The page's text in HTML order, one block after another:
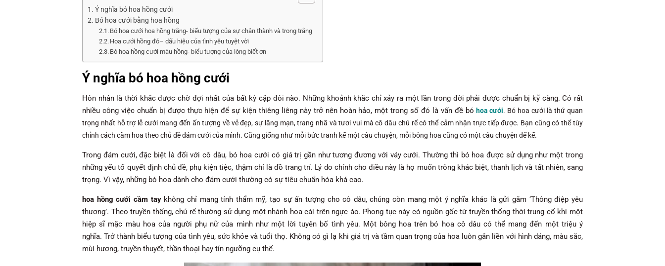
Ý nghĩa bó hoa hồng cưới
Bó hoa cưới bằng hoa hồng
Bó hoa cưới hoa hồng trắng- biểu tượng của sự chân thành và trong trắng
Hoa cưới hồng đỏ– dấu hiệu của tình yêu tuyệt vời
Bó hoa hồng cưới màu hồng- biểu tượng của lòng biết ơn
Ý nghĩa bó hoa hồng cưới
Hôn nhân là thời khắc được chờ đợi nhất của bất kỳ cặp đôi nào. Những khoảnh khắc chỉ xảy ra một lần trong đời phải được chuẩn bị kỹ càng. Có rất
nhiều công việc chuẩn bị được thực hiện để sự kiện thiêng liêng này trở nên hoàn hảo, một trong số đó là vấn đề bó hoa cưới. Bó hoa cưới là thứ quan
trọng nhất hỗ trợ lễ cưới mang đến ấn tượng về vẻ đẹp, sự lãng mạn, trang nhã và tươi vui mà cô dâu chú rể có thể cảm nhận trực tiếp được. Bạn cũng có thể tùy
chỉnh cách cắm hoa theo chủ đề đám cưới của mình. Cũng giống như mỗi bức tranh kể một câu chuyện, mỗi bông hoa cũng có một câu chuyện để kể.
Trong đám cưới, đặc biệt là đối với cô dâu, bó hoa cưới có giá trị gần như tương đương với váy cưới. Thường thì bó hoa được sử dụng như một trong
những yếu tố quyết định chủ đề, phụ kiện tiệc, thậm chí là đồ trang trí. Lý do chính cho điều này là họ muốn trông khác biệt, thanh lịch và tất nhiên, sang
trọng. Vì vậy, những bó hoa dành cho đám cưới thường có sự tiêu chuẩn hóa khá cao.
hoa hồng cưới cầm tay không chỉ mang tính thẩm mỹ, tạo sự ấn tượng cho cô dâu, chúng còn mang một ý nghĩa khác là gửi gắm ‘Thông điệp yêu
thương’. Theo truyền thống, chú rể thường sử dụng một nhánh hoa cài trên ngực áo. Phong tục này có nguồn gốc từ truyền thống thời trung cổ khi một
hiệp sĩ mặc màu hoa của người phụ nữ của mình như một lời tuyên bố tình yêu. Một bông hoa trên bó hoa cô dâu có thể mang đến một triệu ý
nghĩa. Trở thành biểu tượng của tình yêu, sức khỏe và tuổi thọ. Không có gì lạ khi giá trị và tầm quan trọng của hoa luôn gắn liền với hình dáng, màu sắc,
mùi hương, truyền thuyết, thần thoại hay tín ngưỡng cụ thể.